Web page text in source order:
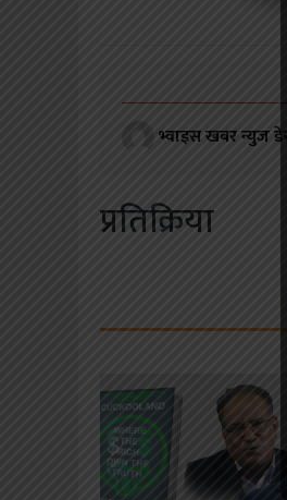
भ्वाइस खबर न्युज
प्रतिक्रिया